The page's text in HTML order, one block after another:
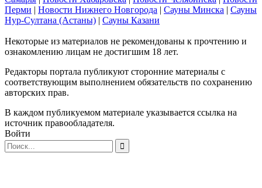
Перми | Новости Нижнего Новгорода | Сауны Минска | Сауны
Нур-Султана (Астаны) | Сауны Казани
Некоторые из материалов не рекомендованы к прочтению и
ознакомлению лицам не достигшим 18 лет.
Редакторы портала публикуют сторонние материалы с
соответствующим выполнением обязательств по сохранению
авторских прав.
В каждом публикуемом материале указывается ссылка на
источник правообладателя.
Войти